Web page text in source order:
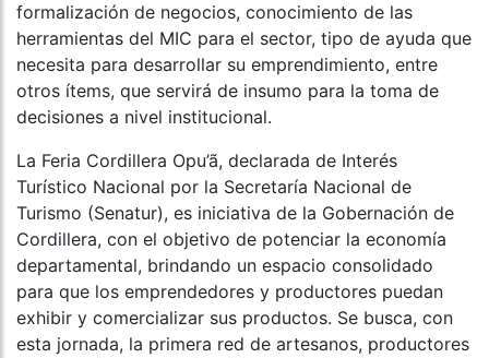
formalización de negocios, conocimiento de las
herramientas del MIC para el sector, tipo de ayuda que
necesita para desarrollar su emprendimiento, entre
otros ítems, que servirá de insumo para la toma de
decisiones a nivel institucional.
La Feria Cordillera Opu’ã, declarada de Interés
Turístico Nacional por la Secretaría Nacional de
Turismo (Senatur), es iniciativa de la Gobernación de
Cordillera, con el objetivo de potenciar la economía
departamental, brindando un espacio consolidado
para que los emprendedores y productores puedan
exhibir y comercializar sus productos. Se busca, con
esta jornada, la primera red de artesanos, productores